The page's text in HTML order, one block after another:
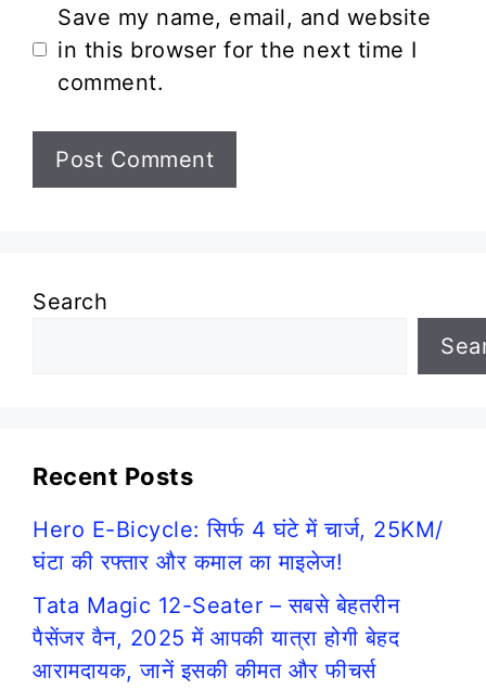
Website
Save my name, email, and website
in this browser for the next time I
comment.
Search
Recent Posts
Hero E-Bicycle: सिर्फ 4 घंटे में चार्ज, 25KM/
घंटा की रफ्तार और कमाल का माइलेज!
Tata Magic 12-Seater – सबसे बेहतरीन
पैसेंजर वैन, 2025 में आपकी यात्रा होगी बेहद
आरामदायक, जानें इसकी कीमत और फीचर्स